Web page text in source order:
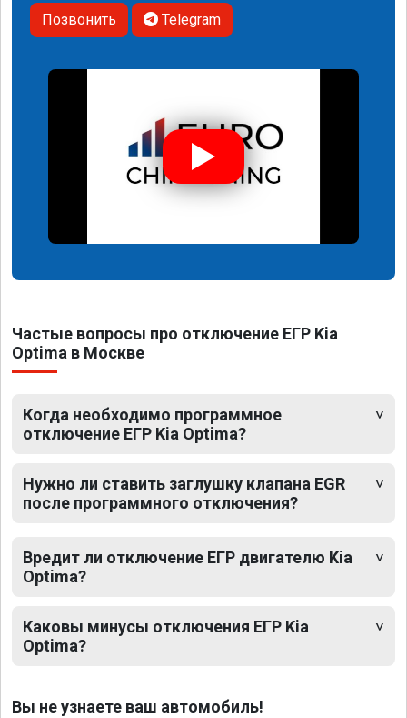
Позвонить Telegram
Частые вопросы про отключение ЕГР Kia
Optima в Москве
Когда необходимо программное
отключение ЕГР Kia Optima?
Нужно ли ставить заглушку клапана EGR
после программного отключения?
Вредит ли отключение ЕГР двигателю Kia
Optima?
Каковы минусы отключения ЕГР Kia
Optima?
Вы не узнаете ваш автомобиль!